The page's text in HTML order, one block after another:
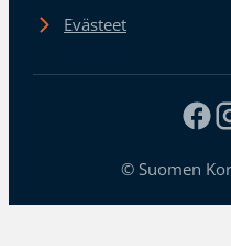
Evästeet
© Suomen